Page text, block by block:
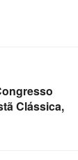
Clássica,